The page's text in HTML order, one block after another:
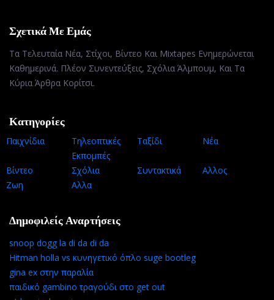
Σχετικά Με Εμάς
Τα Τελευταία Νέα, Στίχοι, Βίντεο Και Mixtapes Ενημερώνεται
Καθημερινά. Πλέον Συνεντεύξεις, Σχόλια Άλμπουμ, Και Τα
Κύρια Άρθρα Κορίτσι.
Κατηγορίες
Παιχνίδια
Τηλεοπτικές
Εκπομπές
Ταξίδι Νέα
Βίντεο Σχόλια Συντακτικά
Αλλος
Ζωη
Αλλα
Δημοφιλείς Αναρτήσεις
snoop dogg la di da di da
Hitman holla vs κυνηγετικό όπλο suge bootleg
gina ex στην παραλία
παιδικό gambino τραγούδι στο get out